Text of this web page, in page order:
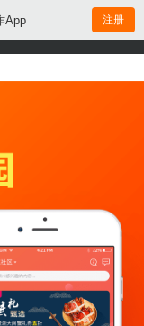
App 注册